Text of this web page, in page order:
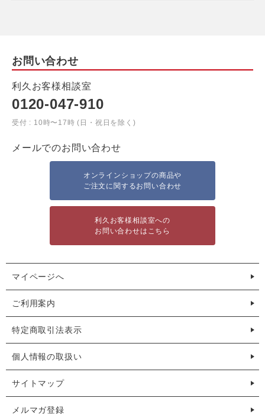
お問い合わせ
利久お客様相談室
0120-047-910
受付 : 10時〜17時 (日・祝日を除く)
メールでのお問い合わせ
オンラインショップの商品や
ご注文に関するお問い合わせ
利久お客様相談室への
お問い合わせはこちら
マイページへ
ご利用案内
特定商取引法表示
個人情報の取扱い
サイトマップ
メルマガ登録